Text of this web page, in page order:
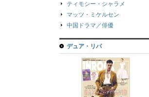
ティモシー・シャラメ
マッツ・ミケルセン
中国ドラマ／俳優
デュア・リパ